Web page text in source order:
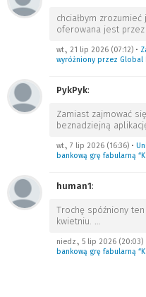
chciałbym zrozumieć
oferowana jest
wt., 21 lip 2026 (07:12) •
wyróżniony przez Global
PykPyk:
Zamiast zajmować
beznadziejną
wt., 7 lip 2026 (16:36) •
bankową grę fabularną
human1:
Trochę spóźniony
kwietniu. …
niedz., 5 lip 2026 (20:03)
bankową grę fabularną